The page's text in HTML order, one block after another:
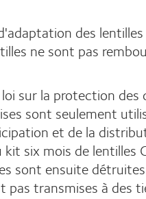
des
ne sont pas
sur la protection des
sont seulement
et de la
six mois de lentilles
sont ensuite
pas transmises à des